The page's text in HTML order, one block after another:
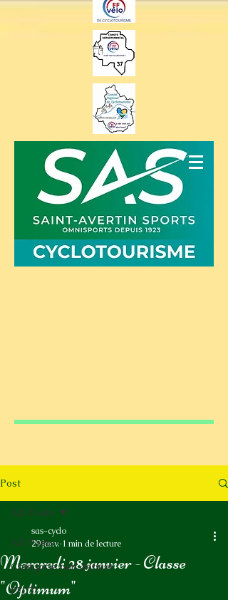
Post
All Posts
Catégorie non définie
FFCT
All Posts
Mercredi 28 janvier - Classe
"Optimum"
sas-cyclo
29 janv. 1 min de lecture